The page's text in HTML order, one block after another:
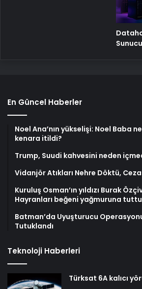
En Güncel Haberler
Noel Ana’nın yükselişi: Noel Baba
kenara itildi?
Trump, Suudi kahvesini neden
Vidanjör Atıkları Nehre Döktü,
Kuruluş Osman’ın yıldızı Burak
Hayranları beğeni yağmuruna tuttu
Batman’da Uyuşturucu
Tutuklandı
Teknoloji Haberleri
Türksat 6A kalıcı